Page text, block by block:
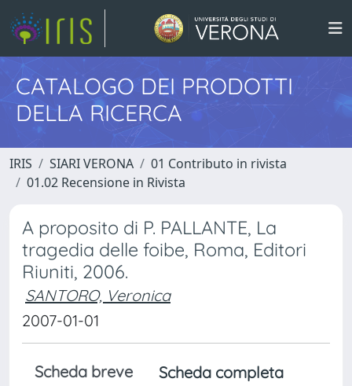
CATALOGO DEI PRODOTTI
DELLA RICERCA
IRIS SIARI VERONA
01 Contributo in rivista
01.02 Recensione in Rivista
A proposito di P. PALLANTE, La
tragedia delle foibe, Roma, Editori
Riuniti, 2006.
SANTORO, Veronica
2007-01-01
Scheda breve
Scheda completa